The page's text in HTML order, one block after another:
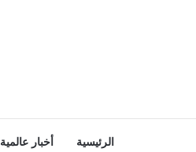
الرئيسية أخبار عالمية